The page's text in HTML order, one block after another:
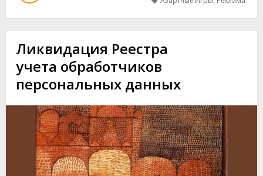
АЗАРТНЫХ
Ликвидация Реестра
учета обработчиков
персональных данных